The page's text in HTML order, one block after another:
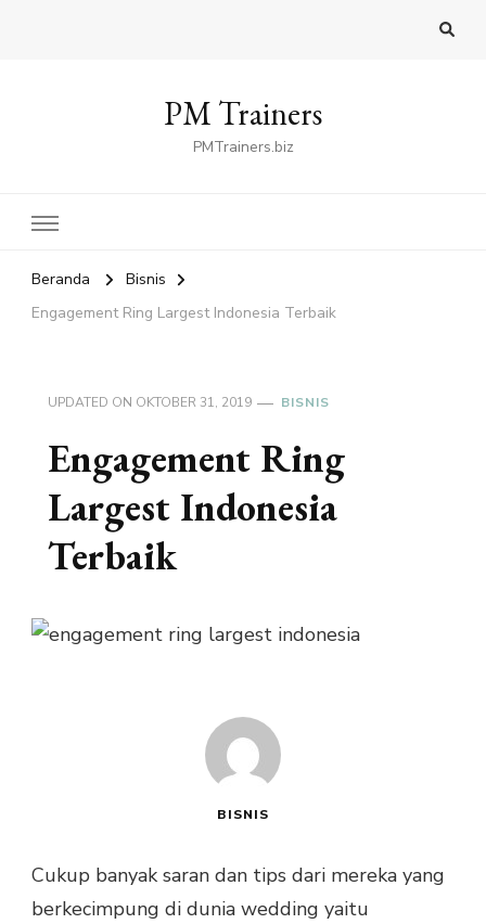
PM Trainers
PMTrainers.biz
Beranda
Bisnis
Engagement Ring Largest Indonesia Terbaik
UPDATED ON OKTOBER 31, 2019 BISNIS
Engagement Ring
Largest Indonesia
Terbaik
BISNIS
Cukup banyak saran dan tips dari mereka yang
berkecimpung di dunia wedding yaitu